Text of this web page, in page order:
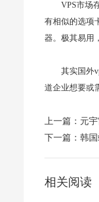
VPS市场
有相似的选项
器。极其易用
其实国外
道企业想要或
上一篇： 元
下一篇： 韩
相关阅读